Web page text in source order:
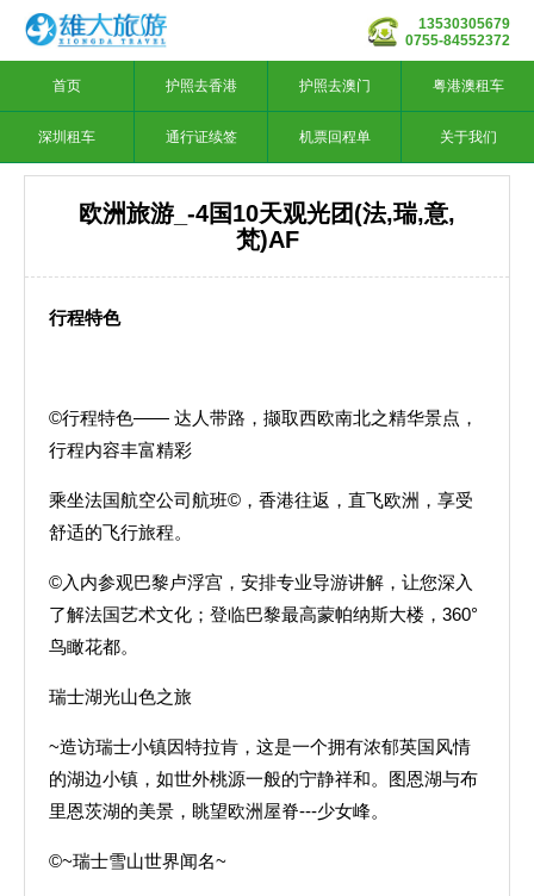
13530305679
0755-84552372
首页 护照去香港 护照去澳门 粤港澳租车
深圳租车 通行证续签 机票回程单 关于我们
欧洲旅游_-4国10天观光团(法,瑞,意,
梵)AF
行程特色
©行程特色—— 达人带路，撷取西欧南北之精华景点，
行程内容丰富精彩
乘坐法国航空公司航班©，香港往返，直飞欧洲，享受
舒适的飞行旅程。
©入内参观巴黎卢浮宫，安排专业导游讲解，让您深入
了解法国艺术文化；登临巴黎最高蒙帕纳斯大楼，360°
鸟瞰花都。
瑞士湖光山色之旅
~造访瑞士小镇因特拉肯，这是一个拥有浓郁英国风情
的湖边小镇，如世外桃源一般的宁静祥和。图恩湖与布
里恩茨湖的美景，眺望欧洲屋脊---少女峰。
©~瑞士雪山世界闻名~